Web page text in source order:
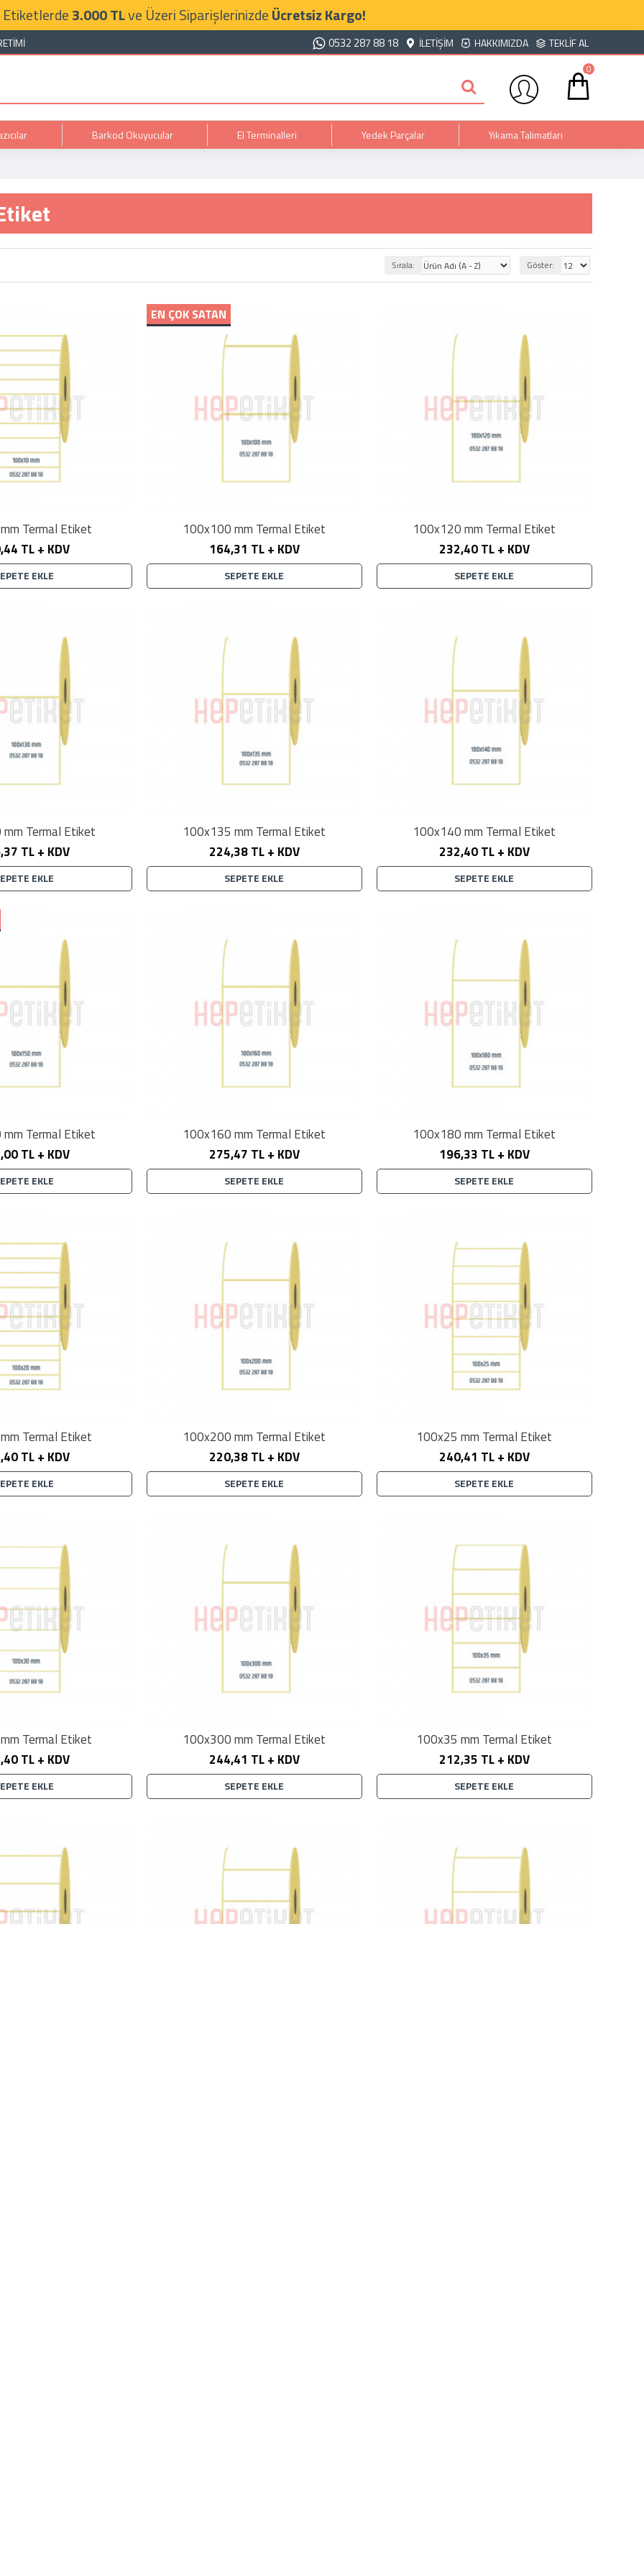
3.000 TLve Üzeri SiparişlerinizdeÜcretsiz Kargo!
0532 287 88 18 İLETIŞIM HAKKIMIZDA TEKLIF AL
0
Barkod Okuyucular El Terminalleri Yedek Parçalar
Yıkama Talimatları
Sırala: Göster:
Termal Etiket
TL + KDV
EKLE
EN ÇOK SATAN
100x100 mm Termal Etiket
164,31 TL + KDV
SEPETE EKLE
100x120 mm Termal Etiket
232,40 TL + KDV
SEPETE EKLE
Termal Etiket
TL + KDV
EKLE
100x135 mm Termal Etiket
224,38 TL + KDV
SEPETE EKLE
100x140 mm Termal Etiket
232,40 TL + KDV
SEPETE EKLE
Termal Etiket
TL + KDV
EKLE
100x160 mm Termal Etiket
275,47 TL + KDV
SEPETE EKLE
100x180 mm Termal Etiket
196,33 TL + KDV
SEPETE EKLE
Termal Etiket
TL + KDV
EKLE
100x200 mm Termal Etiket
220,38 TL + KDV
SEPETE EKLE
100x25 mm Termal Etiket
240,41 TL + KDV
SEPETE EKLE
Termal Etiket
TL + KDV
EKLE
100x300 mm Termal Etiket
244,41 TL + KDV
SEPETE EKLE
100x35 mm Termal Etiket
212,35 TL + KDV
SEPETE EKLE